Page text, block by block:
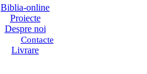
Biblia-online
Proiecte
Despre noi
Contacte
Livrare